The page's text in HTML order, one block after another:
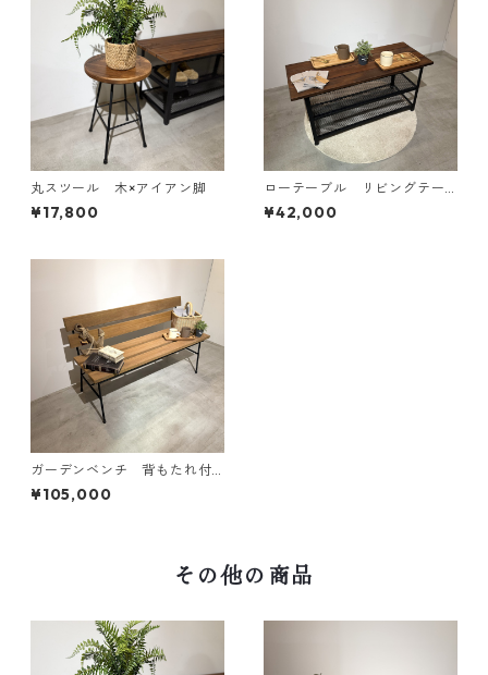
丸スツール 木×アイアン脚
¥17,800
ローテーブル リビングテー
ブル ベンチ メッシュ棚
¥42,000
ガーデンベンチ 背もたれ付
き
¥105,000
その他の商品